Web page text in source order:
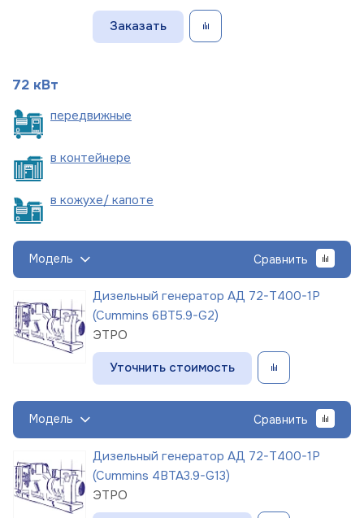
Заказать
72 кВт
передвижные
в контейнере
в кожухе/ капоте
Модель Сравнить
Дизельный генератор АД 72-Т400-1Р
(Cummins 6BT5.9-G2)
ЭТРО
Уточнить стоимость
Модель Сравнить
Дизельный генератор АД 72-Т400-1Р
(Cummins 4BTA3.9-G13)
ЭТРО